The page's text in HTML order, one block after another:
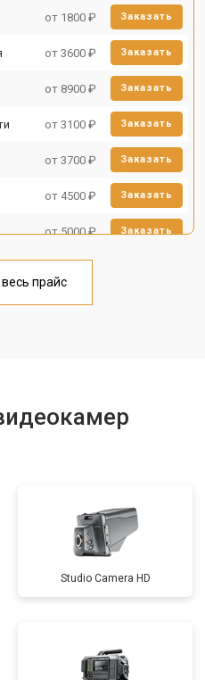
от 1800 ₽ Заказать
от 3600 ₽ Заказать
от 8900 ₽ Заказать
от 3100 ₽ Заказать
от 3700 ₽ Заказать
от 4500 ₽ Заказать
от 5000 ₽ Заказать
прайс
Studio Camera HD